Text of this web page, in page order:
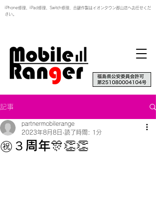
iPhone修理、iPad修理、Switch修理、合鍵作製はイオンタウン郡山店へお任せくだ
さい。
記事
㊗️３周年🎊👏👏
partnermobilerange
2023年8月8日 読了時間: 1分